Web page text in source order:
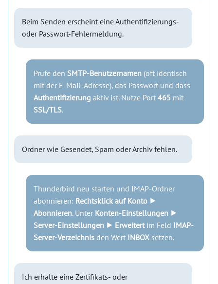
Beim Senden erscheint eine Authentifizierungs-
oder Passwort-Fehlermeldung.
Prüfe den SMTP-Benutzernamen (oft identisch
mit der E-Mail-Adresse), das Passwort und dass
Authentifizierung aktiv ist. Nutze Port 465 mit
SSL/TLS.
Ordner wie Gesendet, Spam oder Archiv fehlen.
Thunderbird neu starten und IMAP-Ordner
abonnieren: Rechtsklick auf Konto ⯈
Abonnieren. Unter Konten-Einstellungen ⯈
Server-Einstellungen ⯈ Erweitertim Feld IMAP-
Server-Verzeichnis den Wert INBOX setzen.
Ich erhalte eine Zertifikats- oder